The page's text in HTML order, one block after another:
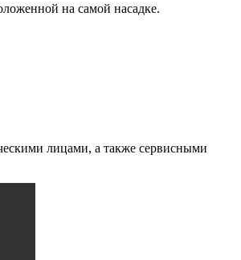
на самой насадке.
лицами, а также сервисными